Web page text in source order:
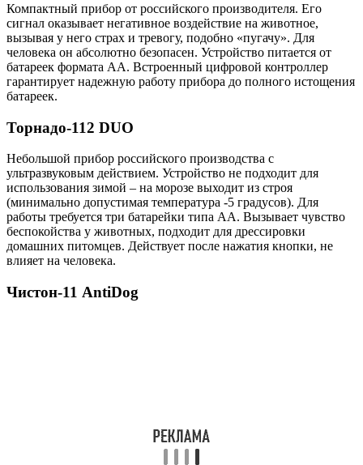
Компактный прибор от российского производителя. Его
сигнал оказывает негативное воздействие на животное,
вызывая у него страх и тревогу, подобно «пугачу». Для
человека он абсолютно безопасен. Устройство питается от
батареек формата АА. Встроенный цифровой контроллер
гарантирует надежную работу прибора до полного истощения
батареек.
Торнадо-112 DUO
Небольшой прибор российского производства с
ультразвуковым действием. Устройство не подходит для
использования зимой – на морозе выходит из строя
(минимально допустимая температура -5 градусов). Для
работы требуется три батарейки типа АА. Вызывает чувство
беспокойства у животных, подходит для дрессировки
домашних питомцев. Действует после нажатия кнопки, не
влияет на человека.
Чистон-11 AntiDog